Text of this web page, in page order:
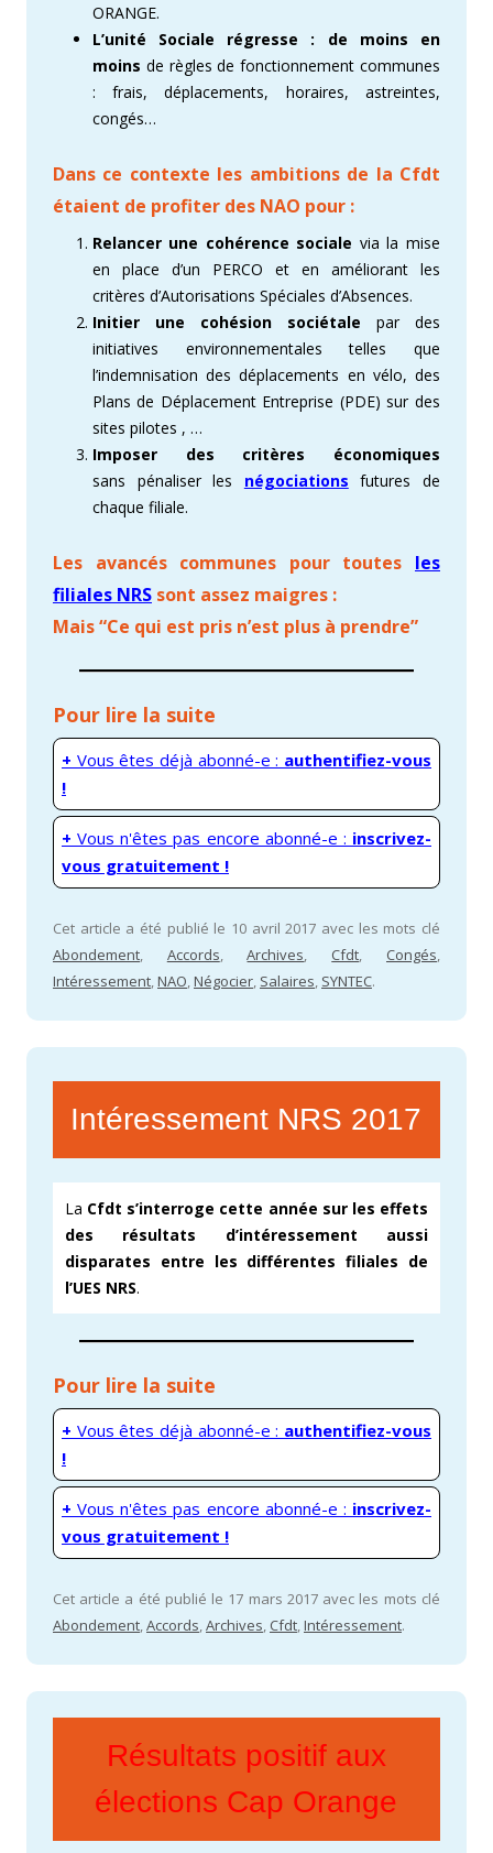
ORANGE.
L’unité Sociale régresse : de moins en
moins de règles de fonctionnement communes
: frais, déplacements, horaires, astreintes,
congés…
Dans ce contexte les ambitions de la Cfdt
étaient de profiter des NAO pour :
Relancer une cohérence sociale via la mise
en place d’un PERCO et en améliorant les
critères d’Autorisations Spéciales d’Absences.
Initier une cohésion sociétale par des
initiatives environnementales telles que
l’indemnisation des déplacements en vélo, des
Plans de Déplacement Entreprise (PDE) sur des
sites pilotes , …
Imposer des critères économiques
sans pénaliser les négociations futures de
chaque filiale.
Les avancés communes pour toutes les
filiales NRS sont assez maigres :
Mais “Ce qui est pris n’est plus à prendre”
Pour lire la suite
+ Vous êtes déjà abonné-e : authentifiez-vous
!
+ Vous n'êtes pas encore abonné-e : inscrivez-
vous gratuitement !
Cet article a été publié le 10 avril 2017 avec les mots clé
Abondement, Accords,Archives, Cfdt, Congés,
Intéressement,NAO,Négocier, Salaires, SYNTEC.
Intéressement NRS 2017
La Cfdt s’interroge cette année sur les effets
des résultats d’intéressement aussi
disparates entre les différentes filiales de
l’UES NRS.
Pour lire la suite
+ Vous êtes déjà abonné-e : authentifiez-vous
!
+ Vous n'êtes pas encore abonné-e : inscrivez-
vous gratuitement !
Cet article a été publié le 17 mars 2017 avec les mots clé
Abondement,Accords,Archives, Cfdt,Intéressement.
Résultats positif aux
élections Cap Orange